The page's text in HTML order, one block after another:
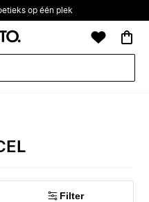
op één plek
Filter